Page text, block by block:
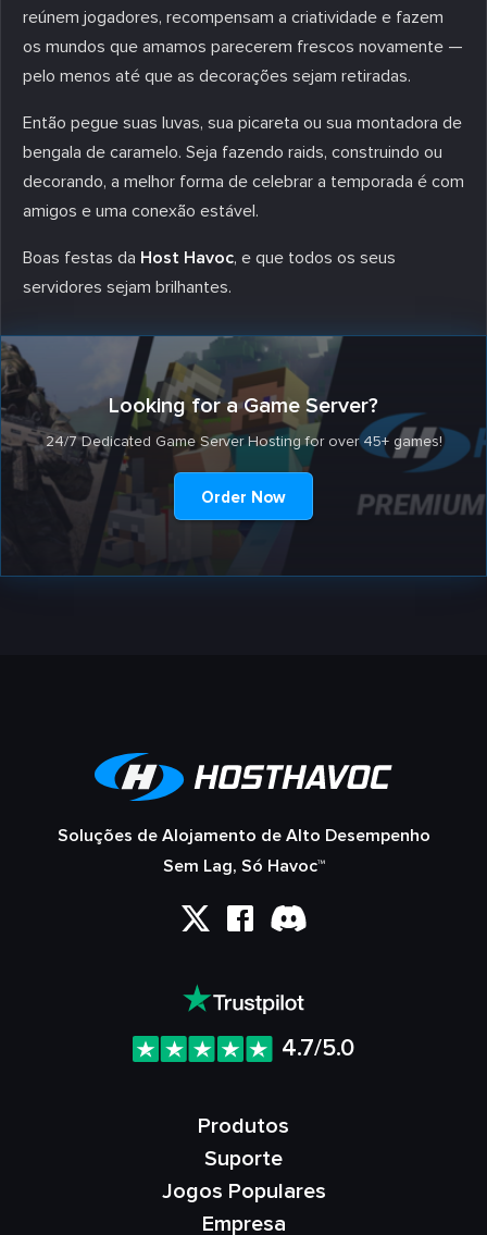
reúnem jogadores, recompensam a criatividade e fazem
os mundos que amamos parecerem frescos novamente —
pelo menos até que as decorações sejam retiradas.
Então pegue suas luvas, sua picareta ou sua montadora de
bengala de caramelo. Seja fazendo raids, construindo ou
decorando, a melhor forma de celebrar a temporada é com
amigos e uma conexão estável.
Boas festas da Host Havoc, e que todos os seus
servidores sejam brilhantes.
Looking for a Game Server?
24/7 Dedicated Game Server Hosting for over 45+ games!
Order Now
Soluções de Alojamento de Alto Desempenho
Sem Lag, Só Havoc™
4.7/5.0
Produtos
Suporte
Jogos Populares
Empresa